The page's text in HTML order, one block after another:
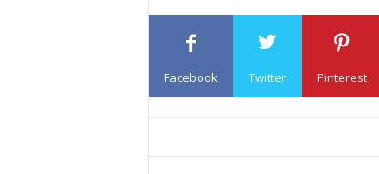
Facebook Twitter Pinterest